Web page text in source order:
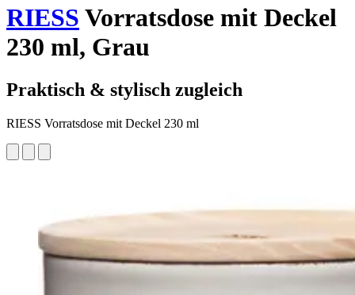
RIESS Vorratsdose mit Deckel
230 ml, Grau
Praktisch & stylisch zugleich
RIESS Vorratsdose mit Deckel 230 ml